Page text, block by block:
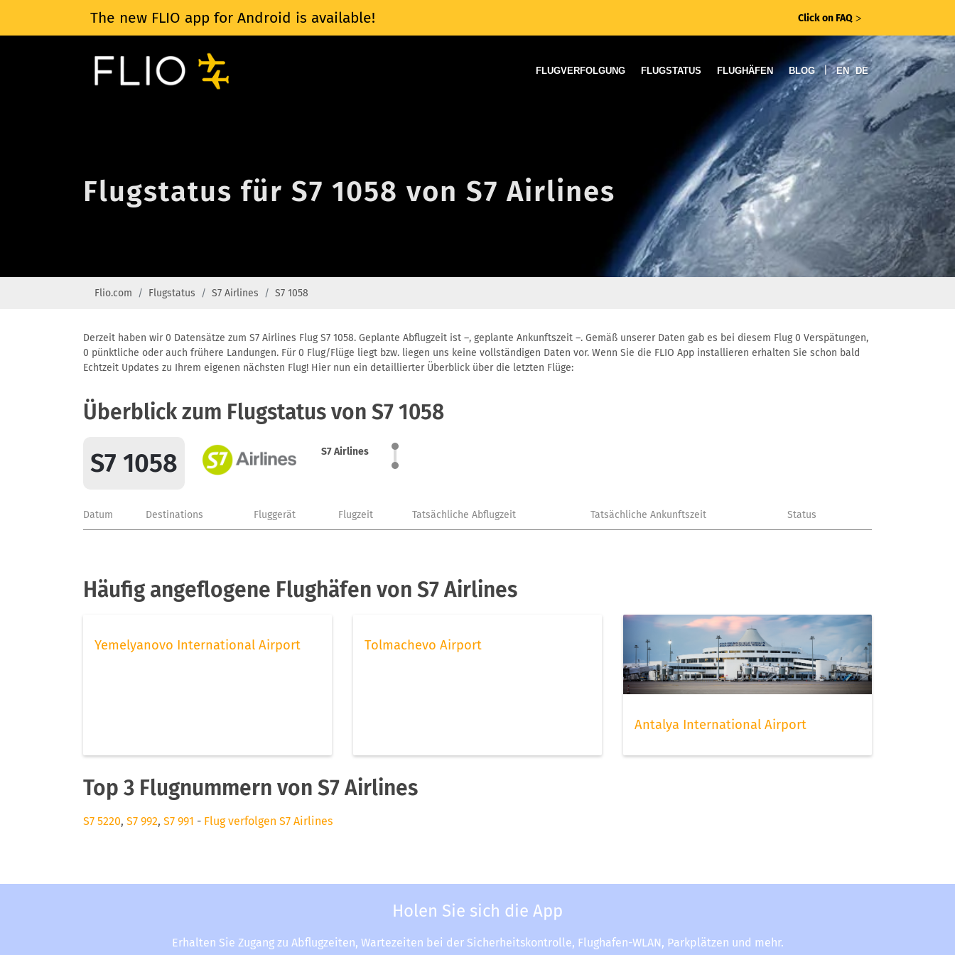
The new FLIO app for Android is available! Click on FAQ ᐳ
FLUGVERFOLGUNG FLUGSTATUS FLUGHÄFEN BLOG | EN DE
Flugstatus für S7 1058 von S7 Airlines
Flio.com Flugstatus S7 Airlines S7 1058
Derzeit haben wir 0 Datensätze zum S7 Airlines Flug S7 1058. Geplante Abflugzeit ist –, geplante Ankunftszeit –. Gemäß unserer Daten gab es bei diesem Flug 0 Verspätungen,
0 pünktliche oder auch frühere Landungen. Für 0 Flug/Flüge liegt bzw. liegen uns keine vollständigen Daten vor. Wenn Sie die FLIO App installieren erhalten Sie schon bald
Echtzeit Updates zu Ihrem eigenen nächsten Flug! Hier nun ein detaillierter Überblick über die letzten Flüge:
Überblick zum Flugstatus von S7 1058
S7 1058 S7 Airlines
Datum Destinations Fluggerät Flugzeit Tatsächliche Abflugzeit Tatsächliche Ankunftszeit Status
Häufig angeflogene Flughäfen von S7 Airlines
Yemelyanovo International Airport Tolmachevo Airport
Antalya International Airport
Top 3 Flugnummern von S7 Airlines
S7 5220, S7 992, S7 991 - Flug verfolgen S7 Airlines
Holen Sie sich die App
Erhalten Sie Zugang zu Abflugzeiten, Wartezeiten bei der Sicherheitskontrolle, Flughafen-WLAN, Parkplätzen und mehr.